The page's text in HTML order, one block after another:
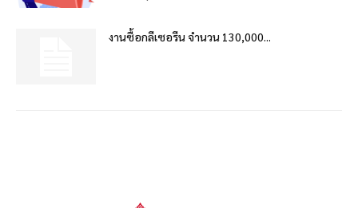
งานซื้อกลีเซอรีน จำนวน 130,000...